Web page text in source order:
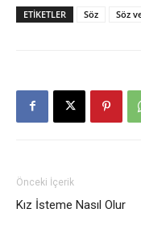
ETIKETLER Söz Söz
Önceki İçerik
Kız İsteme Nasıl Olur